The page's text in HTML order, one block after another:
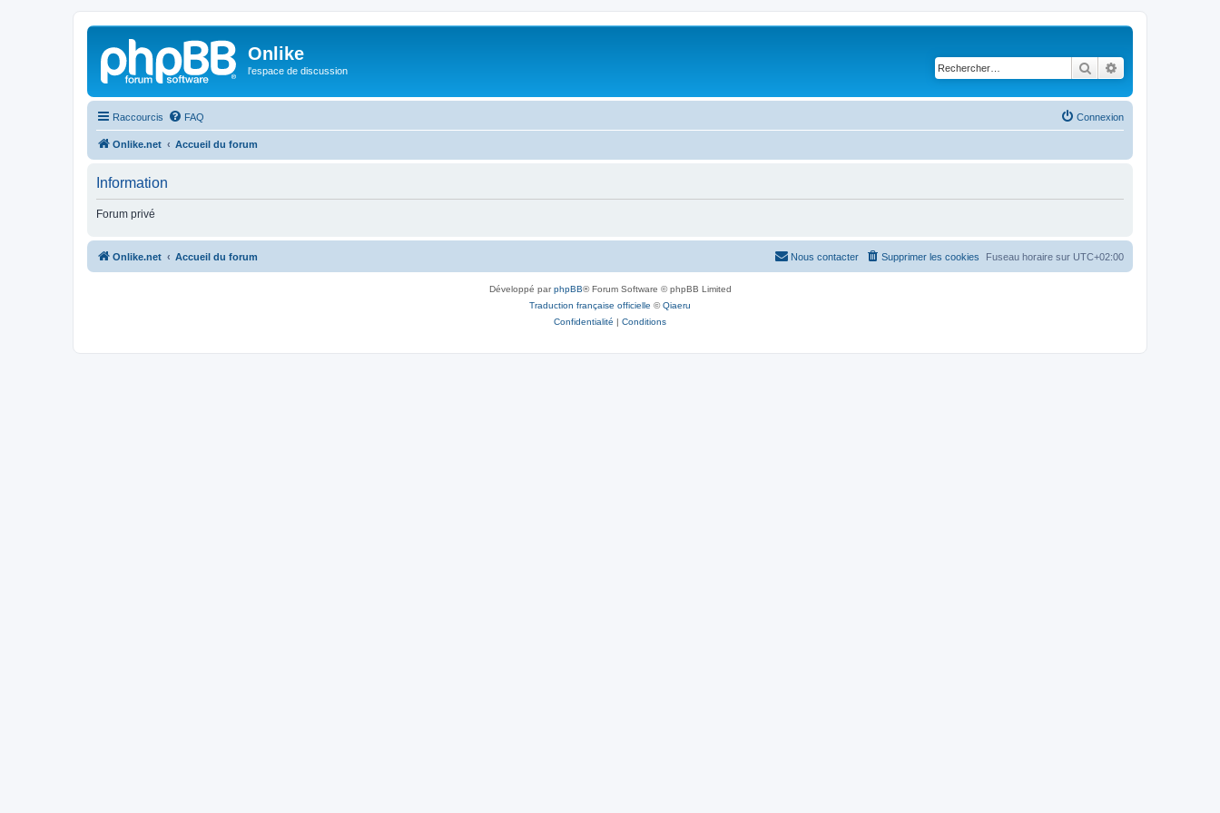
Onlike
l'espace de discussion Rechercher
Raccourcis FAQ Connexion
Onlike.net Accueil du forum
Information
Forum privé
Onlike.net Accueil du forum Fuseau horaire sur UTC+02:00
Supprimer les cookies
Nous contacter
Développé parphpBB® Forum Software © phpBB Limited
Traduction française officielle ©Qiaeru
Confidentialité | Conditions